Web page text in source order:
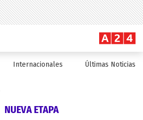
Internacionales Últimas Noticias
NUEVA ETAPA